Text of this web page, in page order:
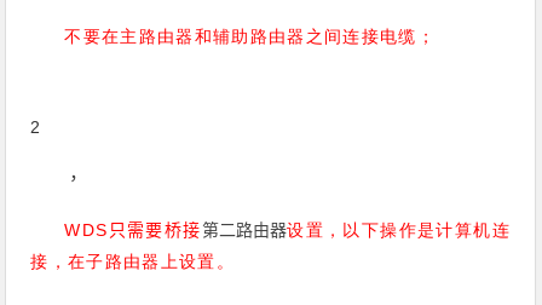
不要在主路由器和辅助路由器之间连接电缆；
2
，
WDS 只需要桥接 第二路由器设置，以下操作是计算机连
接，在子路由器上设置。